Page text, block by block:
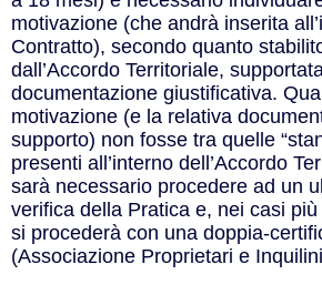
motivazione (che andrà inserita
Contratto), secondo quanto
dall’Accordo Territoriale,
documentazione giustificativa.
motivazione (e la relativa
supporto) non fosse tra quelle
presenti all’interno dell’Accordo
sarà necessario procedere ad un
verifica della Pratica e, nei casi
si procederà con una doppia-
(Associazione Proprietari e